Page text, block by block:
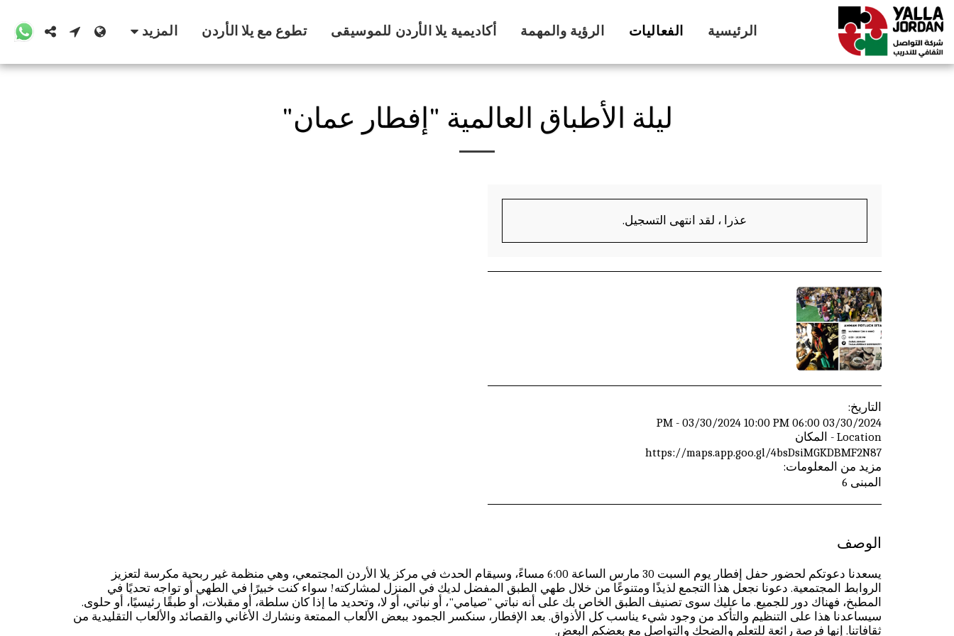
الرئيسية الفعاليات الرؤية والمهمة أكاديمية يلا الأردن للموسيقى تطوع مع يلا الأردن المزيد
ليلة الأطباق العالمية "إفطار عمان"
عذرا ، لقد انتهى التسجيل.
التاريخ:
03/30/2024 06:00 PM - 03/30/2024 10:00 PM
Location - المكان
https://maps.app.goo.gl/4bsDsiMGKDBMF2N87
مزيد من المعلومات:
المبنى 6
الوصف
يسعدنا دعوتكم لحضور حفل إفطار يوم السبت 30 مارس الساعة 6:00 مساءً، وسيقام الحدث في مركز يلا الأردن المجتمعي، وهي منظمة غير ربحية مكرسة لتعزيز
الروابط المجتمعية. دعونا نجعل هذا التجمع لذيذًا ومتنوعًا من خلال طهي الطبق المفضل لديك في المنزل لمشاركته! سواء كنت خبيرًا في الطهي أو تواجه تحديًا في
المطبخ، فهناك دور للجميع. ما عليك سوى تصنيف الطبق الخاص بك على أنه نباتي "صيامي"، أو نباتي، أو لا، وتحديد ما إذا كان سلطة، أو مقبلات، أو طبقًا رئيسيًا، أو حلوى.
سيساعدنا هذا على التنظيم والتأكد من وجود شيء يناسب كل الأذواق. بعد الإفطار، سنكسر الجمود ببعض الألعاب الممتعة ونشارك الأغاني والقصائد والألعاب التقليدية من
ثقافاتنا. إنها فرصة رائعة للتعلم والضحك والتواصل مع بعضكم البعض.